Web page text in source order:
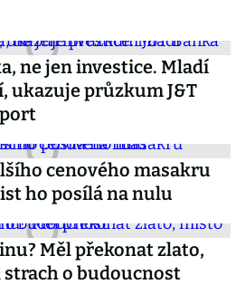
ne jen investice. Mladí
ukazuje průzkum J&T
cenového masakru
ho posílá na nulu
Měl překonat zlato,
o budoucnost